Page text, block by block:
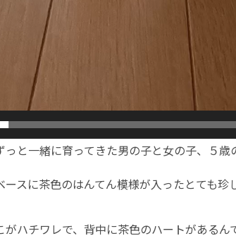
と一緒に育ってきた男の子と女の子、５歳
ースに茶色のはんてん模様が入ったとても珍
がハチワレで、背中に茶色のハートがあるん